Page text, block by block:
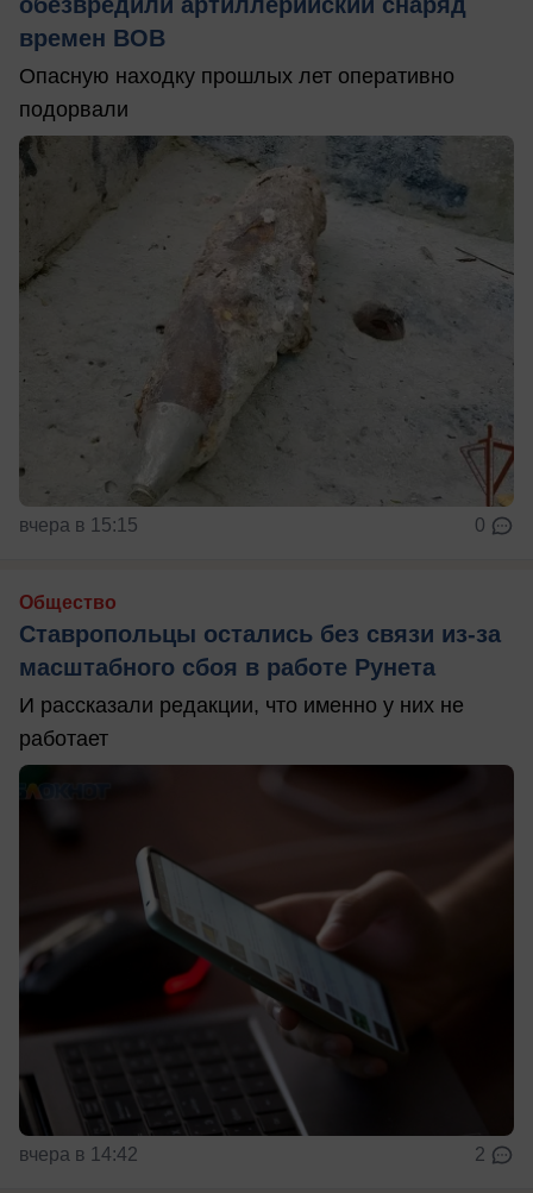
времен ВОВ
Опасную находку прошлых лет оперативно
подорвали
вчера в 15:15 0
Общество
Ставропольцы остались без связи из-за
масштабного сбоя в работе Рунета
И рассказали редакции, что именно у них не
работает
вчера в 14:42 2